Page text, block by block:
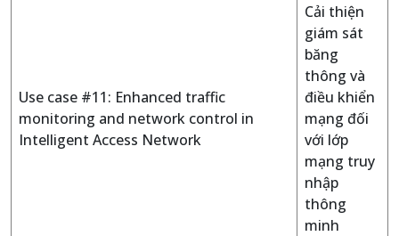
Use case #11: Enhanced traffic
monitoring and network control in
Intelligent Access Network
Cải thiện
giám sát
băng
thông và
điều khiển
mạng đối
với lớp
mạng truy
nhập
thông
minh